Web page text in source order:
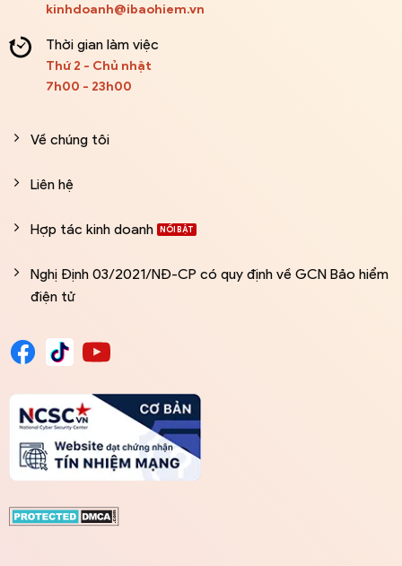
kinhdoanh@ibaohiem.vn
Thời gian làm việc
Thứ 2 - Chủ nhật
7h00 - 23h00
Về chúng tôi
Liên hệ
Hợp tác kinh doanh
Nghị Định 03/2021/NĐ-CP có quy định về GCN Bảo hiểm
điện tử